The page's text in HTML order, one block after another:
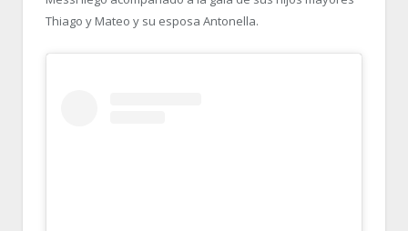
Thiago y Mateo y su esposa Antonella.